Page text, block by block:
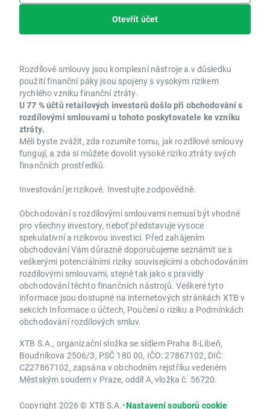
Otevřít účet
Rozdílové smlouvy jsou komplexní nástroje a v důsledku
použití finanční páky jsou spojeny s vysokým rizikem
rychlého vzniku finanční ztráty.
U 77 % účtů retailových investorů došlo při obchodování s
rozdílovými smlouvami u tohoto poskytovatele ke vzniku
ztráty.
Měli byste zvážit, zda rozumíte tomu, jak rozdílové smlouvy
fungují, a zda si můžete dovolit vysoké riziko ztráty svých
finančních prostředků.
Investování je rizikové. Investujte zodpovědně.
Obchodování s rozdílovými smlouvami nemusí být vhodné
pro všechny investory, neboť představuje vysoce
spekulativní a rizikovou investici. Před zahájením
obchodování Vám důrazně doporučujeme seznámit se s
veškerými potenciálními riziky souvisejícími s obchodováním
rozdílovými smlouvami, stejně tak jako s pravidly
obchodování těchto finančních nástrojů. Veškeré tyto
informace jsou dostupné na internetových stránkách XTB v
sekcích Informace o účtech, Poučení o riziku a Podmínkách
obchodování rozdílových smluv.
XTB S.A., organizační složka se sídlem Praha 8-Libeň,
Boudníkova 2506/3, PSČ 180 00, IČO: 27867102, DIČ:
CZ27867102, zapsána v obchodním rejstříku vedeném
Městským soudem v Praze, oddíl A, vložka č. 56720.
Copyright 2026 © XTB S.A.•Nastavení souborů cookie